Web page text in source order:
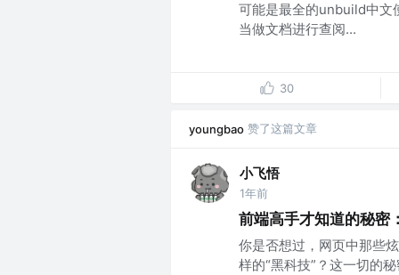
可能是最全的unbuild中文
当做文档进行查阅...
30
youngbao 赞了这篇文章
小飞悟
1年前
前端高手才知道的秘密
你是否想过，网页中那些
样的“黑科技”？这一切的